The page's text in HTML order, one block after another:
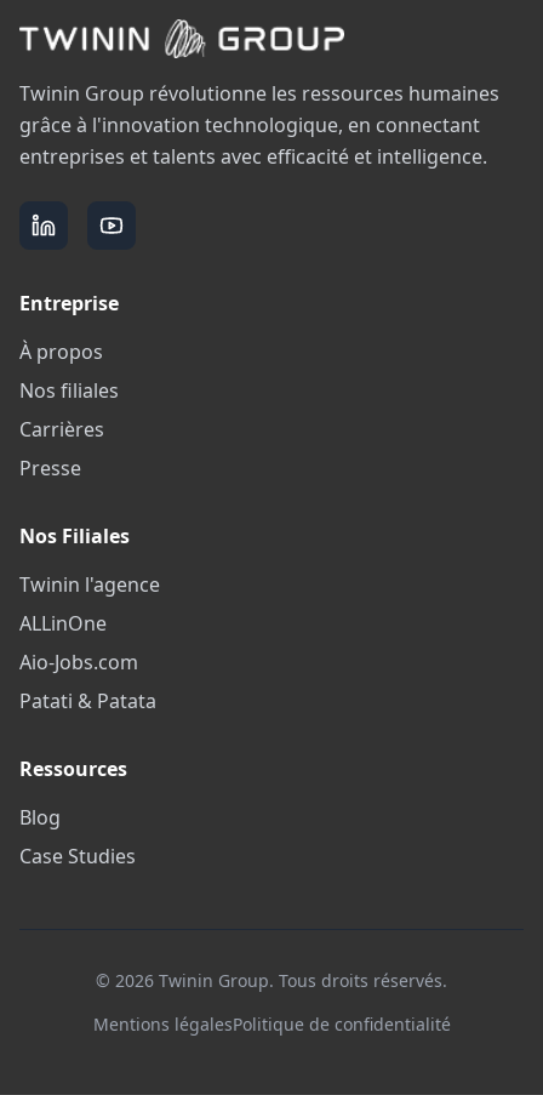
Twinin Group révolutionne les ressources humaines
grâce à l'innovation technologique, en connectant
entreprises et talents avec efficacité et intelligence.
Entreprise
À propos
Nos filiales
Carrières
Presse
Nos Filiales
Twinin l'agence
ALLinOne
Aio-Jobs.com
Patati & Patata
Ressources
Blog
Case Studies
© 2026 Twinin Group. Tous droits réservés.
Mentions légalesPolitique de confidentialité